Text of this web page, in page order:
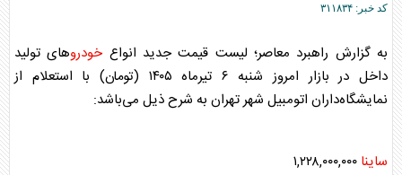
کد خبر: ۳۱۱۸۳۴
به گزارش راهبرد معاصر؛ لیست قیمت جدید انواعخودرو‌های تولید
داخل در بازار امروز شنبه ۶ تیرماه ۱۴۰۵ (تومان) با استعلام از
نمایشگاه‌داران اتومبیل شهر تهران به شرح ذیل می‌باشد:
ساینا